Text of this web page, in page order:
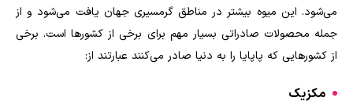
می‌شود. این میوه بیشتر در مناطق گرمسیری جهان یافت می‌شود و از
جمله محصولات صادراتی بسیار مهم برای برخی از کشورها است. برخی
از کشورهایی که پاپایا را به دنیا صادر می‌کنند عبارتند از:
مکزیک